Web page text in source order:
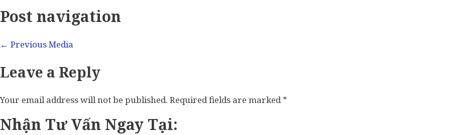
Post navigation
← Previous Media
Leave a Reply
Your email address will not be published. Required fields are marked*
Nhận Tư Vấn Ngay Tại: